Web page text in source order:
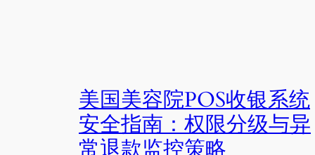
美国美容院POS收银系统
安全指南：权限分级与异
常退款监控策略